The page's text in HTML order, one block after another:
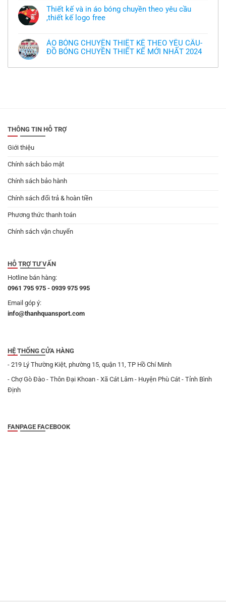
chưa
có
mẫu
thì
sao?
khoác
theo
yêu
kế
tại
TPHCM
bình
luận
ở
MU
HLV
Ten
Hag
chỉ
của
bầy
Thiết kế và in áo bóng chuyền theo yêu cầu
,thiết kế logo free
bình
luận
ở
và
kế
logo
ÁO BÓNG CHUYỀN THIẾT KẾ THEO YÊU CẦU-
ĐỒ BÓNG CHUYỀN THIẾT KẾ MỚI NHẤT 2024
có
YÊU
CẦU-
KẾ
NHẤT
2024
THÔNG TIN HỖ TRỢ
Giới thiệu
Chính sách bảo mật
Chính sách bảo hành
Chính sách đổi trả & hoàn tiền
Phương thức thanh toán
Chính sách vận chuyển
HỖ TRỢ TƯ VẤN
Hotline bán hàng:
0961 795 975 - 0939 975 995
Email góp ý:
info@thanhquansport.com
HỆ THỐNG CỬA HÀNG
- 219 Lý Thường Kiệt, phường 15, quận 11, TP Hồ Chí Minh
- Chợ Gò Đào - Thôn Đại Khoan - Xã Cát Lâm - Huyện Phù Cát - Tỉnh Bình
Định
FANPAGE FACEBOOK